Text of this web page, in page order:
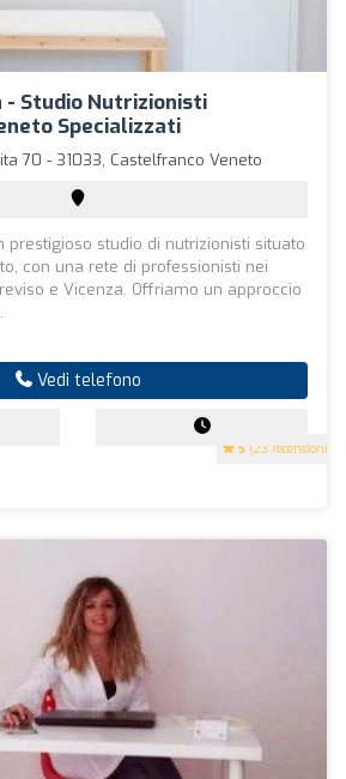
- Studio Nutrizionisti
Specializzati
5 (23 recensioni)
70 - 31033, Castelfranco Veneto
prestigioso studio di nutrizionisti situato
con una rete di professionisti nei
e Vicenza. Offriamo un approccio
Vedi telefono